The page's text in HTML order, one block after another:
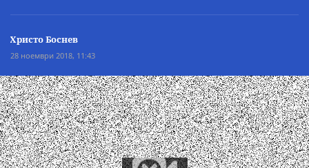
Христо Боснев
28 ноември 2018, 11:43